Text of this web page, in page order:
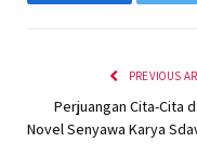
PREVIOUS
Perjuangan Cita-Cita
Novel Senyawa Karya